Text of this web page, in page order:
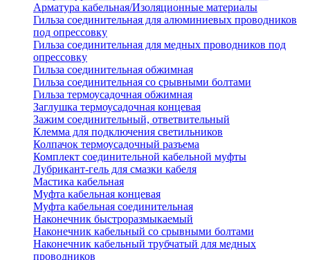
Арматура кабельная/Изоляционные материалы
Гильза соединительная для алюминиевых проводников
под опрессовку
Гильза соединительная для медных проводников под
опрессовку
Гильза соединительная обжимная
Гильза соединительная со срывными болтами
Гильза термоусадочная обжимная
Заглушка термоусадочная концевая
Зажим соединительный, ответвительный
Клемма для подключения светильников
Колпачок термоусадочный разъема
Комплект соединительной кабельной муфты
Лубрикант-гель для смазки кабеля
Мастика кабельная
Муфта кабельная концевая
Муфта кабельная соединительная
Наконечник быстроразмыкаемый
Наконечник кабельный со срывными болтами
Наконечник кабельный трубчатый для медных
проводников